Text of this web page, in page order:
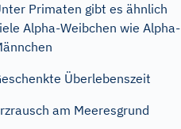
Primaten gibt es ähnlich
Alpha-Weibchen wie Alpha-
Überlebenszeit
am Meeresgrund